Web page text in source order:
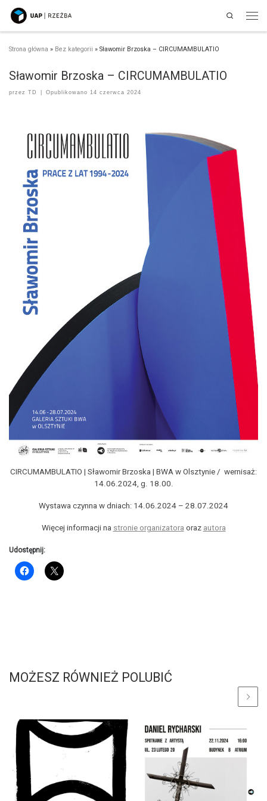
Przejdź do treści
Search
Strona główna » Bez kategorii » Sławomir Brzoska – CIRCUMAMBULATIO
Sławomir Brzoska – CIRCUMAMBULATIO
przez TD Opublikowano 14 czerwca 2024
CIRCUMAMBULATIO | Sławomir Brzoska | BWA w Olsztynie / wernisaż:
14.06.2024, g. 18.00.
Wystawa czynna w dniach: 14.06.2024 – 28.07.2024
Więcej informacji na stronie organizatora oraz autora
Udostępnij:
MOŻESZ RÓWNIEŻ POLUBIĆ